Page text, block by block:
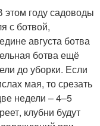
этом году садоводы
с ботвой,
августа ботва
ботва ещё
до уборки. Если
мая, то срезать
недели – 4–5
клубни будут